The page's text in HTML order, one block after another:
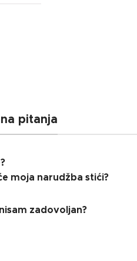
pitanja
moja narudžba stići?
zadovoljan?